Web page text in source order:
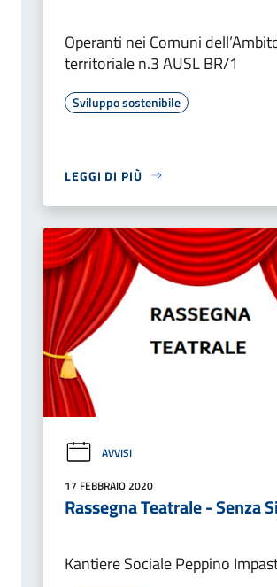
Operanti nei Comuni
territoriale n.3 AUSL BR/1
Sviluppo sostenibile
LEGGI DI PIÙ
AVVISI
17 FEBBRAIO 2020
Rassegna Teatrale - Senza
Kantiere Sociale Peppino